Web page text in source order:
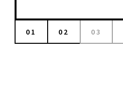
01 02 03